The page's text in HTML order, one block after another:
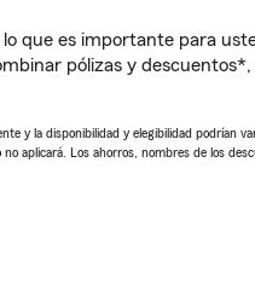
que es importante para
pólizas y descuentos*,
y la disponibilidad y elegibilidad podrían
aplicará. Los ahorros, nombres de los